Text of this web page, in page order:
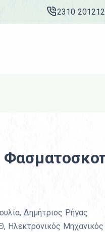
2310 201212
Δημήτριος Ρήγας
Ηλεκτρονικός